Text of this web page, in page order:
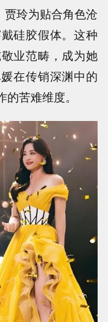
玲为贴合角色沧
硅胶假体。这种
业范畴，成为她
在传销深渊中的
苦难维度。